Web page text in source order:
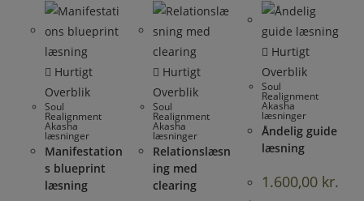
Hurtigt
Overblik
Soul
Realignment
Akasha
læsninger
Manifestation
s blueprint
læsning
Hurtigt
Overblik
Soul
Realignment
Akasha
læsninger
Relationslæsn
ing med
clearing
Hurtigt
Overblik
Soul
Realignment
Akasha
læsninger
Åndelig guide
læsning
1.600,00 kr.